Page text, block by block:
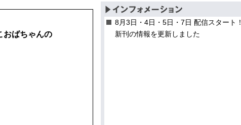
おばちゃんの
8月3日・4日・5日・7日 配信スタート！
新刊の情報を更新しました